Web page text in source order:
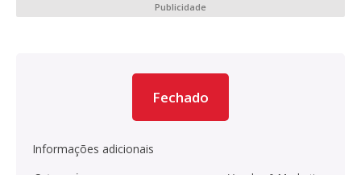
Publicidade
Fechado
Informações adicionais